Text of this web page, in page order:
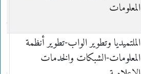
المعلومات
الملتميديا وتطوير الواب-تطوير أنظمة
المعلومات-الشبكات والخدمات